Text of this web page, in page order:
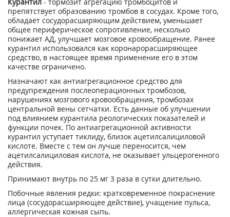
препятствует образованию тромбов в сосудах. Кроме того,
обладает сосудорасширяющим действием, уменьшает
общее периферическое сопротивление, несколько
понижает АД, улучшает мозговое кровообращение. Ранее
курантил использовался как коронарорасширяющее
средство, в настоящее время применение его в этом
качестве ограничено.
Назначают как антиагрегационное средство для
предупреждения послеоперационных тромбозов,
нарушениях мозгового кровообращения, тромбозах
центральной вены сетчатки. Есть данные об улучшении
под влиянием курантила реологических показателей и
функции почек. По антиагрегационной активности
курантил уступает тиклиду, близок ацетилсалициловой
кислоте. Вместе с тем он лучше переносится, чем
ацетилсалициловая кислота, не оказывает ульцерогенного
действия.
Принимают внутрь по 25 мг 3 раза в сутки длительно.
Побочные явления редки: кратковременное покраснение
лица (сосудорасширяющее действие), учащение пульса,
аллергическая кожная сыпь.